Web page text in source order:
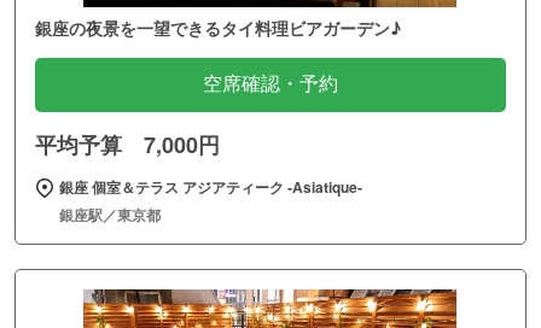
銀座の夜景を一望できるタイ料理ビアガーデン♪
空席確認・予約
平均予算 7,000円
銀座 個室＆テラス アジアティーク ‐Asiatique‐
銀座駅／東京都